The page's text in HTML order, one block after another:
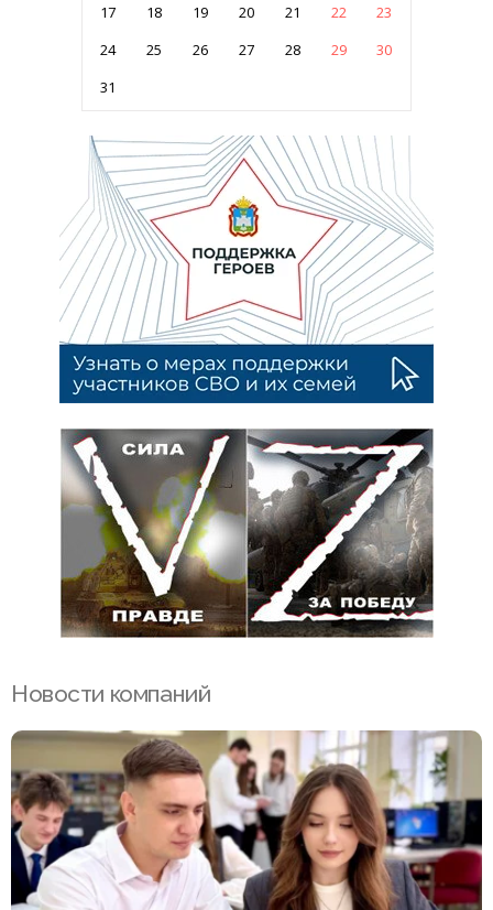
17
18 19 20 21 22
23
24
25 26 27 28 29
30
31
Новости компаний